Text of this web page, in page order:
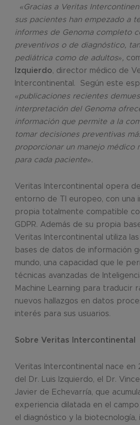
«Gracias a Veritas
sus pacientes han empezado a
informes de Genoma completo
preventivos o de diagnóstico,
pediátrica como de adultos»,
Izquierdo, director médico de
Intercontinental.
Según este
«publicaciones recientes
interpretación del Genoma
información que permite a la
tomar decisiones preventivas
proporcionar un manejo médico
para cada paciente».
Veritas Intercontinental opera
entorno de TI europeo, con una
propia totalmente compatible
GDPR. Además de su propia
Veritas Intercontinental utiliza
bases de datos de información
mundo, una capacidad que le
técnicas avanzadas de
Machine Learning para traducir
nuevos hallazgos en datos
interés para sus usuarios.
Sobre Veritas Intercontinental
Veritas Intercontinental nace en
del Dr. Luis Izquierdo, el Dr.
Javier de Echevarría, que
experiencia dilatada en el
el diagnóstico y la biotecnología,